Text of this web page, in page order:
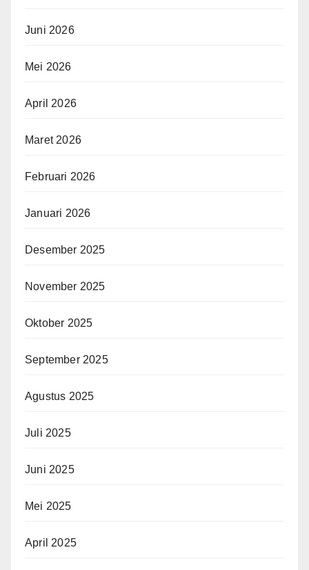
Juni 2026
Mei 2026
April 2026
Maret 2026
Februari 2026
Januari 2026
Desember 2025
November 2025
Oktober 2025
September 2025
Agustus 2025
Juli 2025
Juni 2025
Mei 2025
April 2025